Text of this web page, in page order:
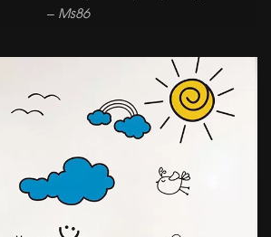
– Ms86